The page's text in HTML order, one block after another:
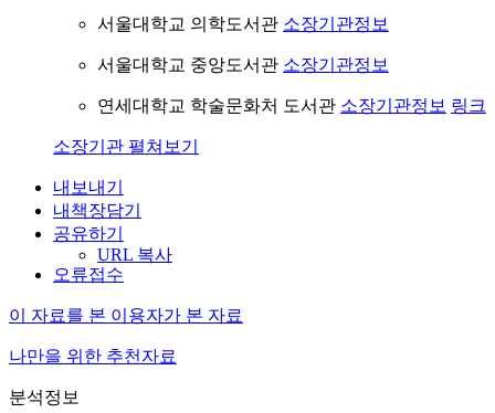
서울대학교 의학도서관 소장기관정보
서울대학교 중앙도서관 소장기관정보
연세대학교 학술문화처 도서관 소장기관정보 링크
소장기관 펼쳐보기
내보내기
내책장담기
공유하기
URL 복사
오류접수
이 자료를 본 이용자가 본 자료
나만을 위한 추천자료
분석정보